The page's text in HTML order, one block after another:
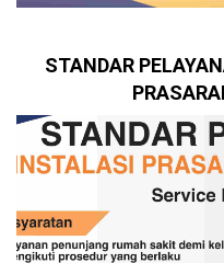
STANDAR